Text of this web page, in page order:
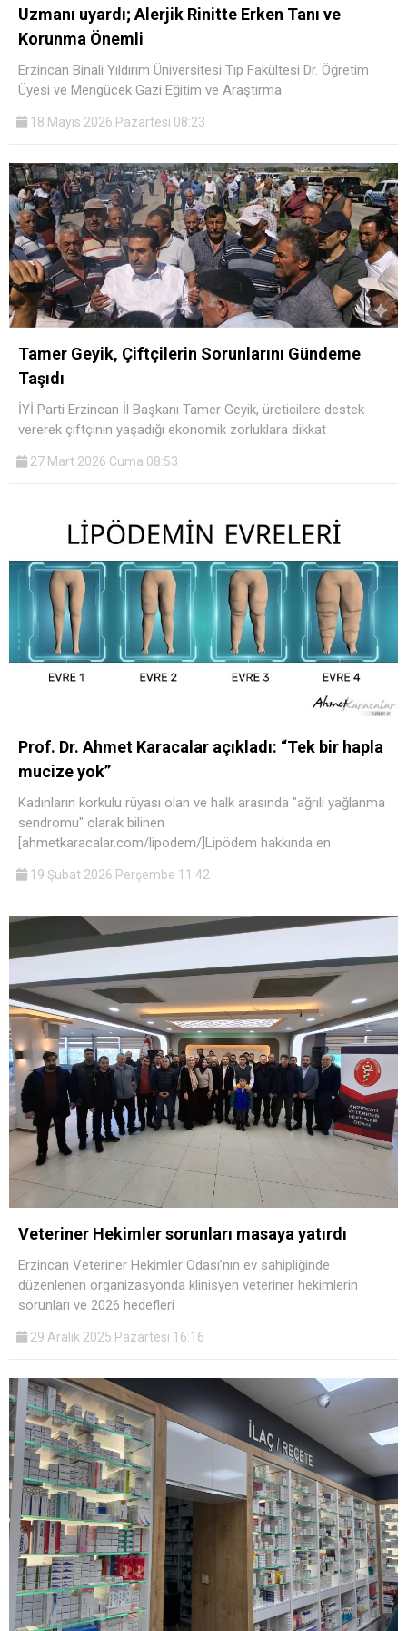
Youtube
Uzmanı uyardı; Alerjik Rinitte Erken Tanı ve
Korunma Önemli
Erzincan Binali Yıldırım Üniversitesi Tıp Fakültesi Dr. Öğretim
Üyesi ve Mengücek Gazi Eğitim ve Araştırma
18 Mayıs 2026 Pazartesi 08:23
Tamer Geyik, Çiftçilerin Sorunlarını Gündeme
Taşıdı
İYİ Parti Erzincan İl Başkanı Tamer Geyik, üreticilere destek
vererek çiftçinin yaşadığı ekonomik zorluklara dikkat
27 Mart 2026 Cuma 08:53
Prof. Dr. Ahmet Karacalar açıkladı: “Tek bir hapla
mucize yok”
Kadınların korkulu rüyası olan ve halk arasında "ağrılı yağlanma
sendromu" olarak bilinen
[ahmetkaracalar.com/lipodem/]Lipödem hakkında en
19 Şubat 2026 Perşembe 11:42
Veteriner Hekimler sorunları masaya yatırdı
Erzincan Veteriner Hekimler Odası’nın ev sahipliğinde
düzenlenen organizasyonda klinisyen veteriner hekimlerin
sorunları ve 2026 hedefleri
29 Aralık 2025 Pazartesi 16:16